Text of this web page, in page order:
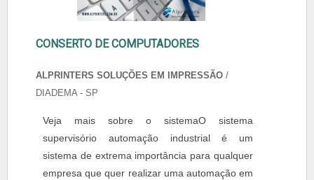
CONSERTO DE COMPUTADORES
ALPRINTERS SOLUÇÕES EM IMPRESSÃO /
DIADEMA - SP
Veja mais sobre o sistemaO sistema
supervisório automação industrial é um
sistema de extrema importância para qualquer
empresa que quer realizar uma automação em